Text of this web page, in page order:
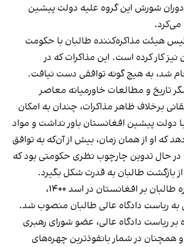
شورش این گروه علیه دولت پیشین
می‌کرد.
هیئت مذاکره‌کننده طالبان با حکومت
کار کرده است. این مذاکرات که در
تاریخ و مطالعات خاورمیانه معاصر
برخلاف ظاهر مذاکرات، چندان به امکان
پیشین افغانستان باور نداشت و مواد
که او از همان زمان، بیش از آن‌که به توافق
حال تدوین چارچوب نظری حکومتی بود که
بازگشت طالبان به قدرت شکل بگیرد.
پس از تسلط دوباره طالبان بر افغانستان در اسد ۱۴۰۰،
به ریاست دادگاه عالی طالبان منصوب شد.
بر ریاست دادگاه عالی، عضو شورای رهبری
همچنان در شمار بانفوذترین چهره‌های